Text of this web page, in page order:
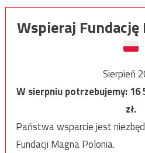
Wspieraj
Sierpień
W sierpniu potrzebujemy:16
zł.
Państwa wsparcie jest
Fundacji Magna Polonia.